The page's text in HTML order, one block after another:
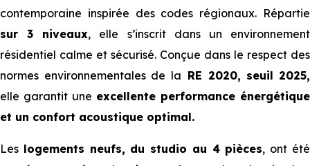
contemporaine inspirée des codes régionaux. Répartie
sur 3 niveaux, elle s’inscrit dans un environnement
résidentiel calme et sécurisé. Conçue dans le respect des
normes environnementales de la RE 2020, seuil 2025,
elle garantit une excellente performance énergétique
et un confort acoustique optimal.
Les logements neufs, du studio au 4 pièces, ont été